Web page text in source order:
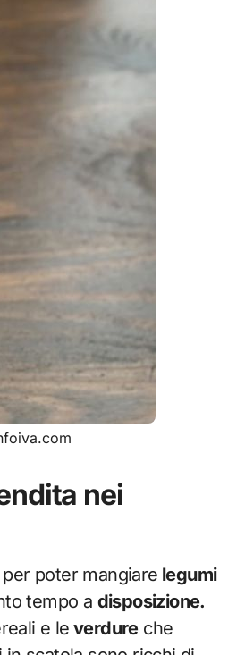
nei
poter mangiare legumi
tempo a disposizione.
e le verdureche